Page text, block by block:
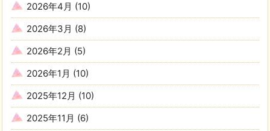
2026年4月 (10)
2026年3月 (8)
2026年2月 (5)
2026年1月 (10)
2025年12月 (10)
2025年11月 (6)